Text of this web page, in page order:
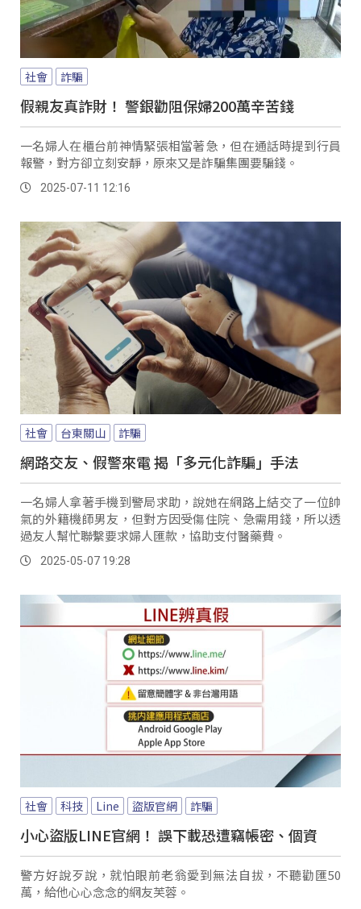
社會 詐騙
假親友真詐財！ 警銀勸阻保婦200萬辛苦錢
一名婦人在櫃台前神情緊張相當著急，但在通話時提到行員
報警，對方卻立刻安靜，原來又是詐騙集團要騙錢。
2025-07-11 12:16
社會 台東關山 詐騙
網路交友、假警來電 揭「多元化詐騙」手法
一名婦人拿著手機到警局求助，說她在網路上結交了一位帥
氣的外籍機師男友，但對方因受傷住院、急需用錢，所以透
過友人幫忙聯繫要求婦人匯款，協助支付醫藥費。
2025-05-07 19:28
社會 科技 Line 盜版官網 詐騙
小心盜版LINE官網！ 誤下載恐遭竊帳密、個資
警方好說歹說，就怕眼前老翁愛到無法自拔，不聽勸匯50
萬，給他心心念念的網友芙蓉。